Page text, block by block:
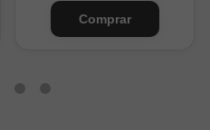
Fresca 0mg combina
Comprar